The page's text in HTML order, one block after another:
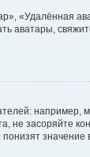
«Удалённая
аватары,
например,
не засоряйте
значение